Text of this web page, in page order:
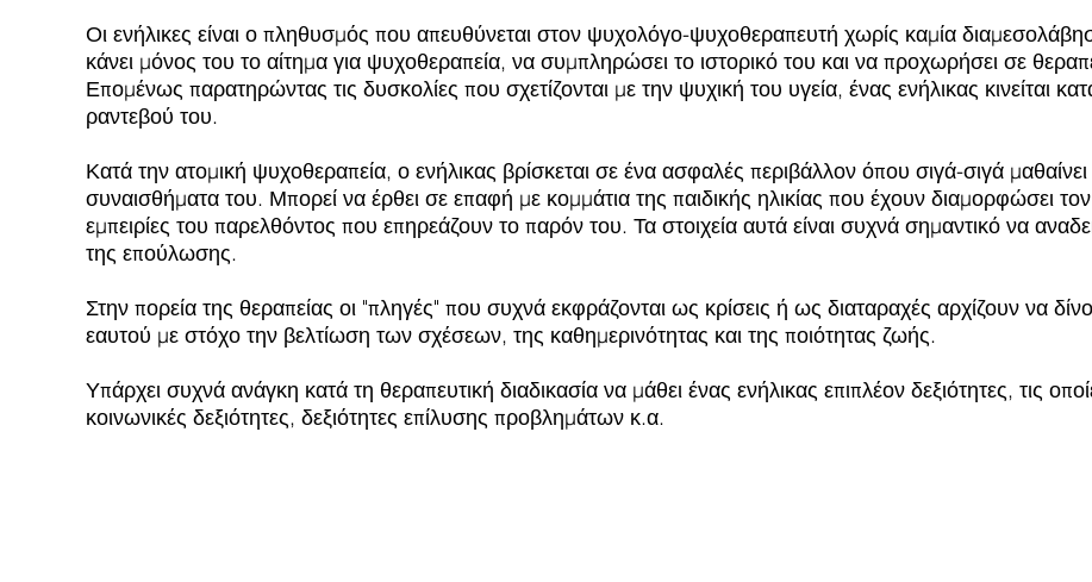
Οι ενήλικες είναι ο πληθυσμός που απευθύνεται στον ψυχολόγο-ψυχοθεραπευτή χωρίς καμία
κάνει μόνος του το αίτημα για ψυχοθεραπεία, να συμπληρώσει το ιστορικό του και να προχωρήσει σε
Επομένως παρατηρώντας τις δυσκολίες που σχετίζονται με την ψυχική του υγεία, ένας ενήλικας κινείται
ραντεβού του.
Κατά την ατομική ψυχοθεραπεία, ο ενήλικας βρίσκεται σε ένα ασφαλές περιβάλλον όπου σιγά-σιγά μαθαίνει
συναισθήματα του. Μπορεί να έρθει σε επαφή με κομμάτια της παιδικής ηλικίας που έχουν διαμορφώσει
εμπειρίες του παρελθόντος που επηρεάζουν το παρόν του. Τα στοιχεία αυτά είναι συχνά σημαντικό να
της επούλωσης.
Στην πορεία της θεραπείας οι "πληγές" που συχνά εκφράζονται ως κρίσεις ή ως διαταραχές αρχίζουν να
εαυτού με στόχο την βελτίωση των σχέσεων, της καθημερινότητας και της ποιότητας ζωής.
Υπάρχει συχνά ανάγκη κατά τη θεραπευτική διαδικασία να μάθει ένας ενήλικας επιπλέον δεξιότητες, τις
κοινωνικές δεξιότητες, δεξιότητες επίλυσης προβλημάτων κ.α.